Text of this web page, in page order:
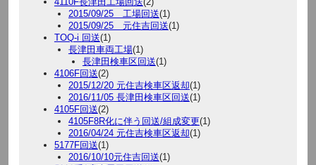
2015/09/25 工場回送(1)
2015/09/25 元住吉回送(1)
TOQ-i 回送(1)
長津田車両工場(1)
長津田検車区回送(1)
4106F回送(2)
2015/12/20 元住吉検車区返却(1)
2016/11/05 長津田検車区回送(1)
4105F回送(2)
4105F8R化に伴う回送/組成変更(1)
2016/04/24 元住吉検車区返却(1)
5177F回送(1)
2016/10/10元住吉回送(1)